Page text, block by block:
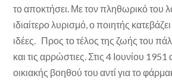
το αποκτήσει. Με τον πληθωρικό του
ιδιαίτερο λυρισμό, ο ποιητής
ιδέες. Προς το τέλος της ζωής του
και τις αρρώστιες. Στις 4 Ιουνίου
οικιακής βοηθού του αντί για το